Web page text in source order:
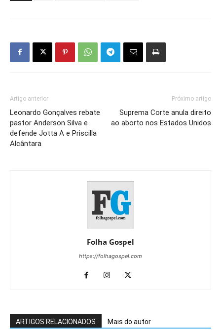
Artigo anterior
Leonardo Gonçalves rebate
pastor Anderson Silva e
defende Jotta A e Priscilla
Alcântara
Próximo artigo
Suprema Corte anula direito
ao aborto nos Estados Unidos
Folha Gospel
https://folhagospel.com
ARTIGOS RELACIONADOS Mais do autor